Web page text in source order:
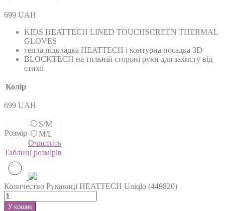
699 UAH
KIDS HEATTECH LINED TOUCHSCREEN THERMAL
GLOVES
тепла підкладка HEATTECH і контурна посадка 3D
BLOCKTECH на тильній стороні руки для захисту від
стихії
Колір
699 UAH
Розмір
S/M
M/L
Очистить
Таблиці розмірів
Количество Рукавиці HEATTECH Uniqlo (449820)
У кошик